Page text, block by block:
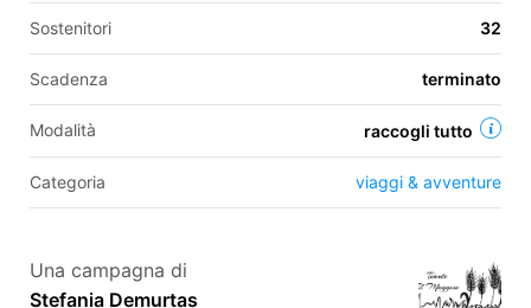
IT
FR
ES
Sostenitori 32
Scadenza terminato
Modalità raccogli tutto
Categoria viaggi & avventure
Una campagna di
Stefania Demurtas